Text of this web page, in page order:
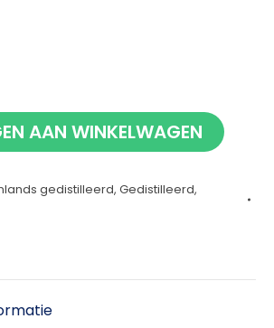
AAN WINKELWAGEN
gedistilleerd, Gedistilleerd,